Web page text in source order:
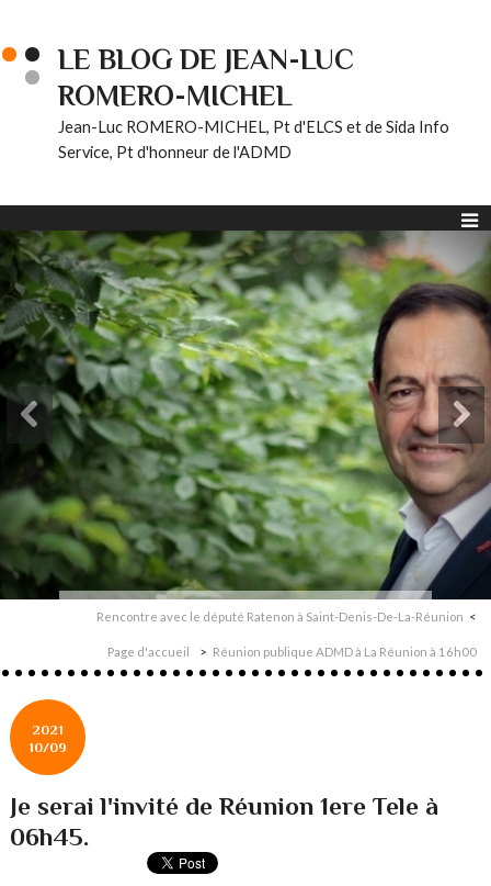
LE BLOG DE JEAN-LUC
ROMERO-MICHEL
Jean-Luc ROMERO-MICHEL, Pt d'ELCS et de Sida Info
Service, Pt d'honneur de l'ADMD
Rencontre avec le député Ratenon à Saint-Denis-De-La-Réunion
Page d'accueil Réunion publique ADMD à La Réunion à 16h00
2021
10/09
Je serai l'invité de Réunion 1ere Tele à
06h45.